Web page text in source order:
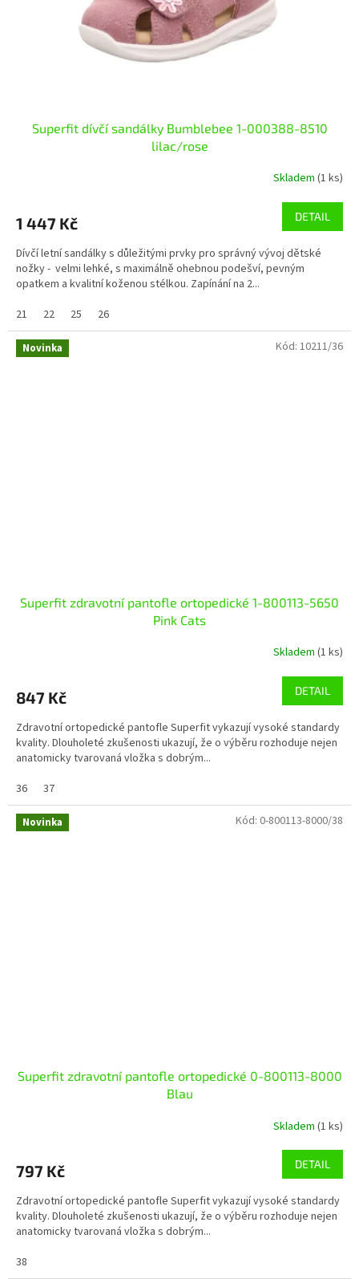
Superfit dívčí sandálky Bumblebee 1-000388-8510
lilac/rose
Skladem (1 ks)
1 447 Kč DETAIL
Dívčí letní sandálky s důležitými prvky pro správný vývoj dětské
nožky - velmi lehké, s maximálně ohebnou podešví, pevným
opatkem a kvalitní koženou stélkou. Zapínání na 2...
21
22 25 26
Novinka
Superfit zdravotní pantofle ortopedické 1-800113-5650
Pink Cats
Skladem (1 ks)
847 Kč DETAIL
Zdravotní ortopedické pantofle Superfit vykazují vysoké standardy
kvality. Dlouholeté zkušenosti ukazují, že o výběru rozhoduje nejen
anatomicky tvarovaná vložka s dobrým...
36
37
Kód: 10211/36
Novinka
Superfit zdravotní pantofle ortopedické 0-800113-8000
Blau
Skladem (1 ks)
797 Kč DETAIL
Zdravotní ortopedické pantofle Superfit vykazují vysoké standardy
kvality. Dlouholeté zkušenosti ukazují, že o výběru rozhoduje nejen
anatomicky tvarovaná vložka s dobrým...
38
Kód: 0-800113-8000/38